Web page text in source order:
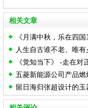
相关文章
《月满中秋，乐在四
人生自古谁不老、唯
侨华人联合会为特别
《觉知当下》 -走在对
五菱新能源公司产品燃
获得了大阪国际金奖
留日海归张超设计的